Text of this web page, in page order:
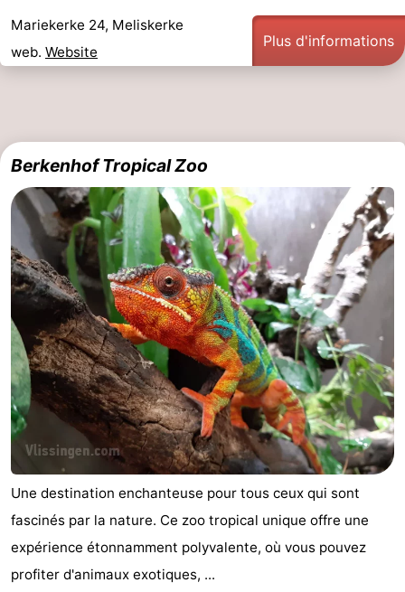
Route
-
Médicales
Région
Zeeland
Schouwen-
Duiveland
-
Renesse
Brouwershaven
-
Bruinisse
-
Zierikzee
-
Nature
Oosterschelde
-
Burgh
Haamstede
-
Nature
Walcheren
Mariekerke 24, Meliskerke
web. Website
Plus d'informations
Berkenhof Tropical Zoo
Une destination enchanteuse pour tous ceux qui sont
fascinés par la nature. Ce zoo tropical unique offre une
expérience étonnamment polyvalente, où vous pouvez
profiter d'animaux exotiques, ...